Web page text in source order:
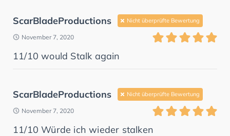
ScarBladeProductions Nicht überprüfte Bewertung
November 7, 2020
11/10 would Stalk again
ScarBladeProductions Nicht überprüfte Bewertung
November 7, 2020
11/10 Würde ich wieder stalken